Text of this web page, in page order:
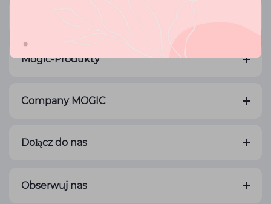
Mogic-Produkty
Company MOGIC
Dołącz do nas
Obserwuj nas